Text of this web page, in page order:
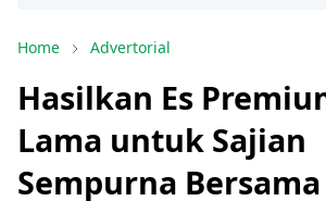
Home Advertorial
Hasilkan Es
Lama untuk Sajian
Sempurna